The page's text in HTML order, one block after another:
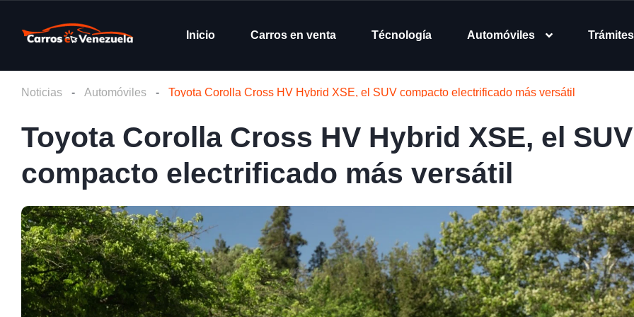
Inicio Carros en venta Técnología Automóviles
Noticias - Automóviles - Toyota Corolla Cross HV Hybrid XSE, el SUV compacto electrificado más versátil
Toyota Corolla Cross HV Hybrid XSE, el SUV
compacto electrificado más versátil